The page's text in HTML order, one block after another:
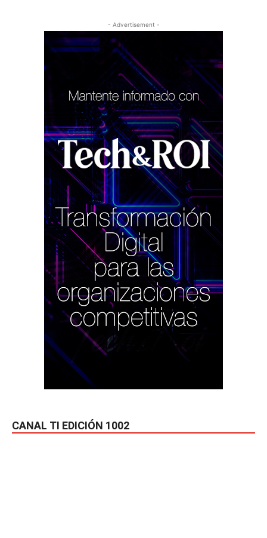
- Advertisement -
CANAL TI EDICIÓN 1002